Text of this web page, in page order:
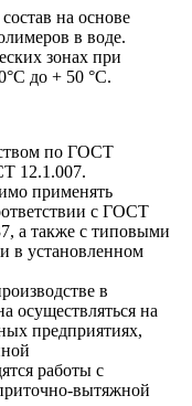
на основе
в воде.
зонах при
до + 50 °С.
по ГОСТ
12.1.007.
применять
с ГОСТ
а также с типовыми
в установленном
в
осуществляться на
предприятиях,
работы с
вытяжной